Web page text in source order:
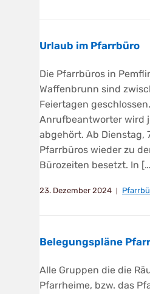
Urlaub im Pfarrbüro
Die Pfarrbüros in
Waffenbrunn sind
Feiertagen
Anrufbeantworter wird
abgehört. Ab Dienstag,
Pfarrbüros wieder zu
Bürozeiten besetzt. In
23. Dezember 2024
Belegungspläne
Alle Gruppen die die
Pfarrheime, bzw. das